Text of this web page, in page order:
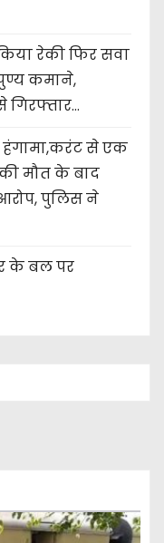
रेकी फिर सवा
कमाने,
गिरफ्तार…
से एक
मौत के बाद
पुलिस ने
के बल पर